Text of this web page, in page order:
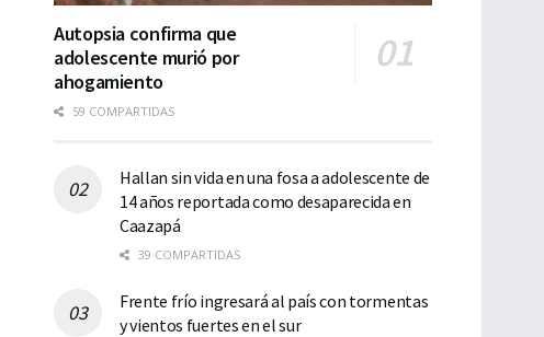
Autopsia confirma que
adolescente murió por
ahogamiento
59 COMPARTIDAS
Hallan sin vida en una fosa a adolescente de
14 años reportada como desaparecida en
Caazapá
39 COMPARTIDAS
Frente frío ingresará al país con tormentas
y vientos fuertes en el sur